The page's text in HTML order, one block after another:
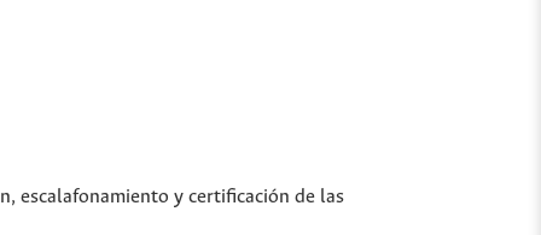
escalafonamiento y certificación de las